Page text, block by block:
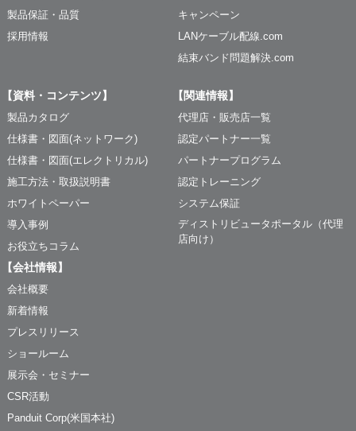
製品保証・品質
採用情報
キャンペーン
LANケーブル配線.com
結束バンド問題解決.com
【資料・コンテンツ】
製品カタログ
仕様書・図面(ネットワーク)
仕様書・図面(エレクトリカル)
施工方法・取扱説明書
ホワイトペーパー
導入事例
お役立ちコラム
【関連情報】
代理店・販売店一覧
認定パートナー一覧
パートナープログラム
認定トレーニング
システム保証
ディストリビュータポータル（代理
店向け）
【会社情報】
会社概要
新着情報
プレスリリース
ショールーム
展示会・セミナー
CSR活動
Panduit Corp(米国本社)